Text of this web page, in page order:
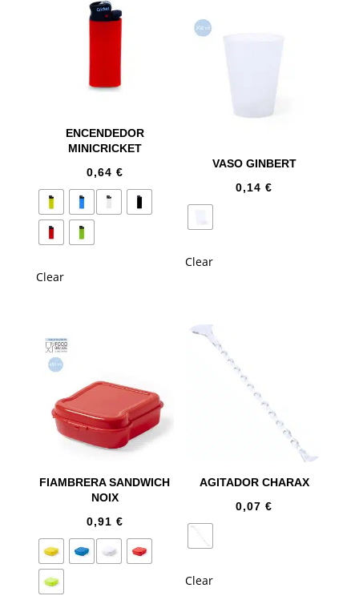
ENCENDEDOR
MINICRICKET
0,64 €
Clear
VASO GINBERT
0,14€
Clear
FIAMBRERA SANDWICH
NOIX
0,91 €
AGITADOR CHARAX
0,07€
Clear